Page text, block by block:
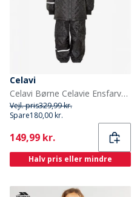
Celavi
Celavi Børne Celavie Ensfarvet Basis Termosæt Sort
Vejl. pris329,99 kr.
Spare180,00 kr.
Current
149,99 kr.
Halv pris eller mindre